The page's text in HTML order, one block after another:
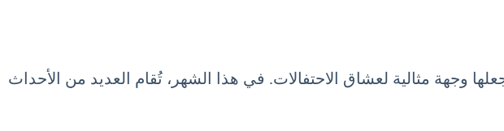
وجهة مثالية لعشاق الاحتفالات. في هذا الشهر، تُقام العديد من الأحداث